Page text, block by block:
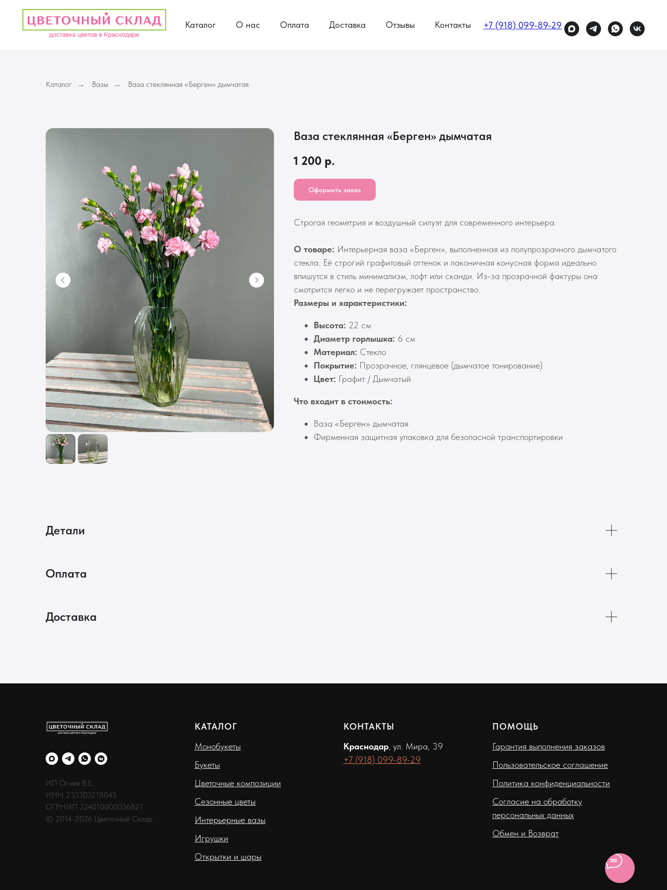
Каталог О нас Оплата Доставка Отзывы Контакты +7 (918) 099-89-29
Каталог → Вазы → Ваза стеклянная «Берген» дымчатая
Ваза стеклянная «Берген» дымчатая
1 200 р.
Оформить заказ
Строгая геометрия и воздушный силуэт для современного интерьера.
О товаре: Интерьерная ваза «Берген», выполненная из полупрозрачного дымчатого
стекла. Её строгий графитовый оттенок и лаконичная конусная форма идеально
впишутся в стиль минимализм, лофт или сканди. Из-за прозрачной фактуры она
смотрится легко и не перегружает пространство.
Размеры и характеристики:
Высота: 22 см
Диаметр горлышка: 6 см
Материал: Стекло
Покрытие: Прозрачное, глянцевое (дымчатое тонирование)
Цвет: Графит / Дымчатый
Что входит в стоимость:
Ваза «Берген» дымчатая
Фирменная защитная упаковка для безопасной транспортировки
Детали
Оплата
Доставка
ИП Огнев В.Е.
ИНН 233303218045
ОГРНИП 324010000036821
© 2014-2026 Цветочный Склад
КАТАЛОГ
Монобукеты
Букеты
Цветочные композиции
Сезонные цветы
Интерьерные вазы
Игрушки
Открытки и шары
КОНТАКТЫ
Краснодар , ул. Мира, 39
+7 (918) 099-89-29
ПОМОЩЬ
Гарантия выполнения заказов
Пользовательское соглашение
Политика конфиденциальности
Согласие на обработку
персональных данных
Обмен и Возврат